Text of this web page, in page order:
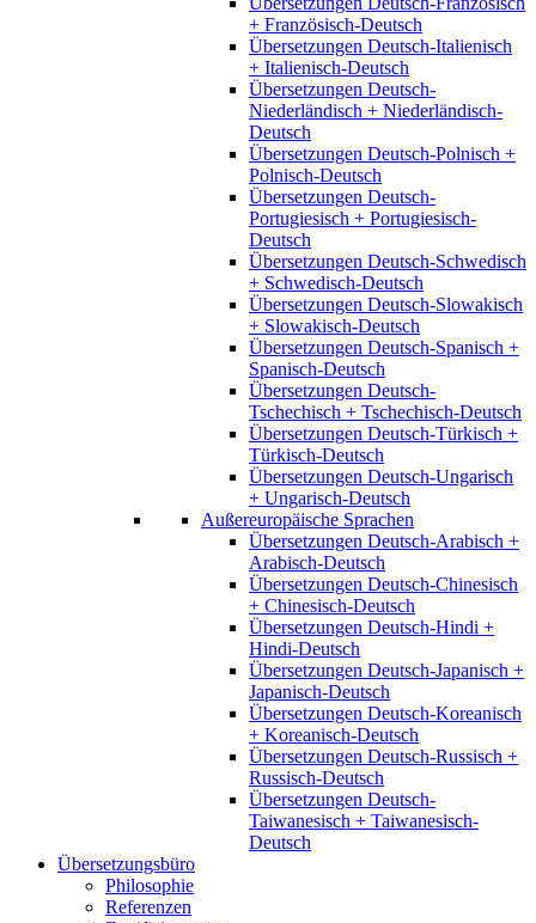
+ Französisch-Deutsch
Übersetzungen Deutsch-Italienisch
+ Italienisch-Deutsch
Übersetzungen Deutsch-
Niederländisch + Niederländisch-
Deutsch
Übersetzungen Deutsch-Polnisch +
Polnisch-Deutsch
Übersetzungen Deutsch-
Portugiesisch + Portugiesisch-
Deutsch
Übersetzungen Deutsch-Schwedisch
+ Schwedisch-Deutsch
Übersetzungen Deutsch-Slowakisch
+ Slowakisch-Deutsch
Übersetzungen Deutsch-Spanisch +
Spanisch-Deutsch
Übersetzungen Deutsch-
Tschechisch + Tschechisch-Deutsch
Übersetzungen Deutsch-Türkisch +
Türkisch-Deutsch
Übersetzungen Deutsch-Ungarisch
+ Ungarisch-Deutsch
Außereuropäische Sprachen
Übersetzungen Deutsch-Arabisch +
Arabisch-Deutsch
Übersetzungen Deutsch-Chinesisch
+ Chinesisch-Deutsch
Übersetzungen Deutsch-Hindi +
Hindi-Deutsch
Übersetzungen Deutsch-Japanisch +
Japanisch-Deutsch
Übersetzungen Deutsch-Koreanisch
+ Koreanisch-Deutsch
Übersetzungen Deutsch-Russisch +
Russisch-Deutsch
Übersetzungen Deutsch-
Taiwanesisch + Taiwanesisch-
Deutsch
Übersetzungsbüro
Philosophie
Referenzen